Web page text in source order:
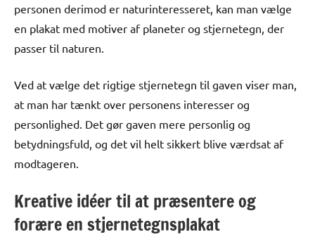
personen derimod er naturinteresseret, kan man vælge
en plakat med motiver af planeter og stjernetegn, der
passer til naturen.
Ved at vælge det rigtige stjernetegn til gaven viser man,
at man har tænkt over personens interesser og
personlighed. Det gør gaven mere personlig og
betydningsfuld, og det vil helt sikkert blive værdsat af
modtageren.
Kreative idéer til at præsentere og
forære en stjernetegnsplakat